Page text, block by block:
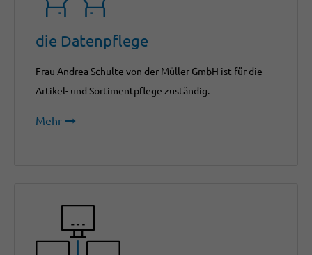
die Datenpflege
Frau Andrea Schulte von der Müller GmbH ist für die
Artikel- und Sortimentpflege zuständig.
Mehr